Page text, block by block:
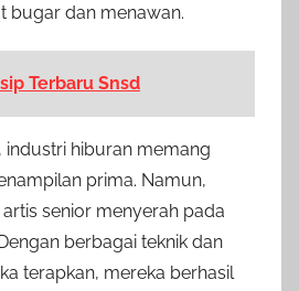
bugar dan menawan.
Terbaru Snsd
industri hiburan memang
prima. Namun,
senior menyerah pada
berbagai teknik dan
terapkan, mereka berhasil